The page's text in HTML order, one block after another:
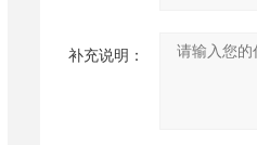
补充说明：